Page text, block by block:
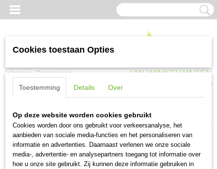
Inloggen Registreren UW WINKELWAGEN
(0)
Prairie Crapal4 verzinkt 80x8x15 50 meter
Cookies toestaan Opties
Toestemming Details Over
Op deze website worden cookies gebruikt
Cookies worden door ons gebruikt voor verkeersanalyse, het
aanbieden van sociale media-functies en het personaliseren van
informatie en advertenties. Daarnaast verlenen we onze sociale
media-, advertentie- en analysepartners toegang tot informatie over
hoe u onze site gebruikt. Zij kunnen deze informatie gebruiken in